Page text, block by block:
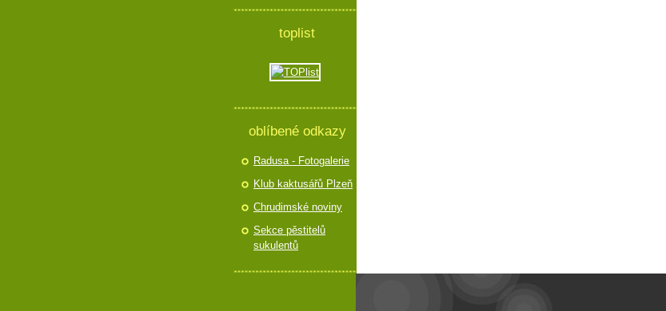
toplist
oblíbené odkazy
Radusa - Fotogalerie
Klub kaktusářů Plzeň
Chrudimské noviny
Sekce pěstitelů
sukulentů